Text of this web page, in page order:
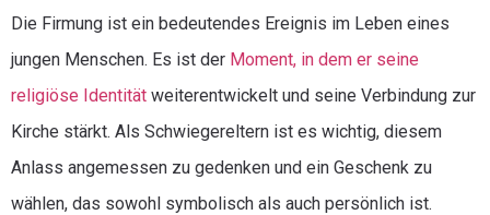
Die Firmung ist ein bedeutendes Ereignis im Leben eines
jungen Menschen. Es ist der Moment, in dem er seine
religiöse Identität weiterentwickelt und seine Verbindung zur
Kirche stärkt. Als Schwiegereltern ist es wichtig, diesem
Anlass angemessen zu gedenken und ein Geschenk zu
wählen, das sowohl symbolisch als auch persönlich ist.